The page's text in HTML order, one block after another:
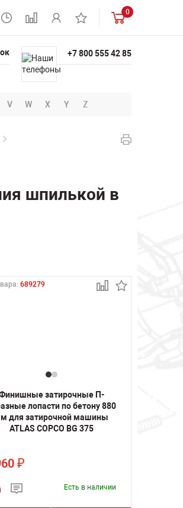
0
+7 800 555 42 85
V W X Y Z
шпилькой в
689279
затирочные П-
лопасти по бетону 880
для затирочной машины
ATLAS COPCO BG 375
₽
Есть в наличии